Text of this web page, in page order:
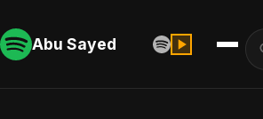
Abu Sayed